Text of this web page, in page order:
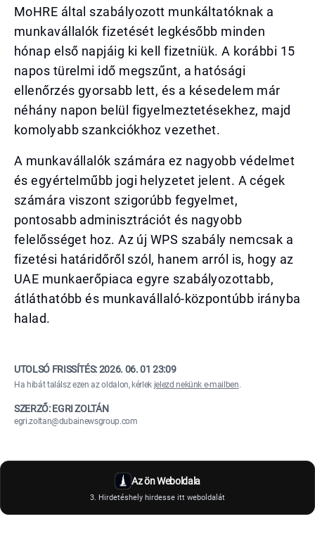
MoHRE által szabályozott munkáltatóknak a
munkavállalók fizetését legkésőbb minden
hónap első napjáig ki kell fizetniük. A korábbi 15
napos türelmi idő megszűnt, a hatósági
ellenőrzés gyorsabb lett, és a késedelem már
néhány napon belül figyelmeztetésekhez, majd
komolyabb szankciókhoz vezethet.
A munkavállalók számára ez nagyobb védelmet
és egyértelműbb jogi helyzetet jelent. A cégek
számára viszont szigorúbb fegyelmet,
pontosabb adminisztrációt és nagyobb
felelősséget hoz. Az új WPS szabály nemcsak a
fizetési határidőről szól, hanem arról is, hogy az
UAE munkaerőpiaca egyre szabályozottabb,
átláthatóbb és munkavállaló-központúbb irányba
halad.
UTOLSÓ FRISSÍTÉS:2026. 06. 01 23:09
Ha hibát találsz ezen az oldalon, kérlek jelezd nekünk e-mailben.
SZERZŐ: EGRI ZOLTÁN
egri.zoltan@dubainewsgroup.com
Az ön Weboldala
3. Hirdetéshely hirdesse itt weboldalát